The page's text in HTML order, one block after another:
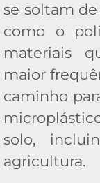
se soltam
como o
materiais
maior
caminho
solo,
agricultura.